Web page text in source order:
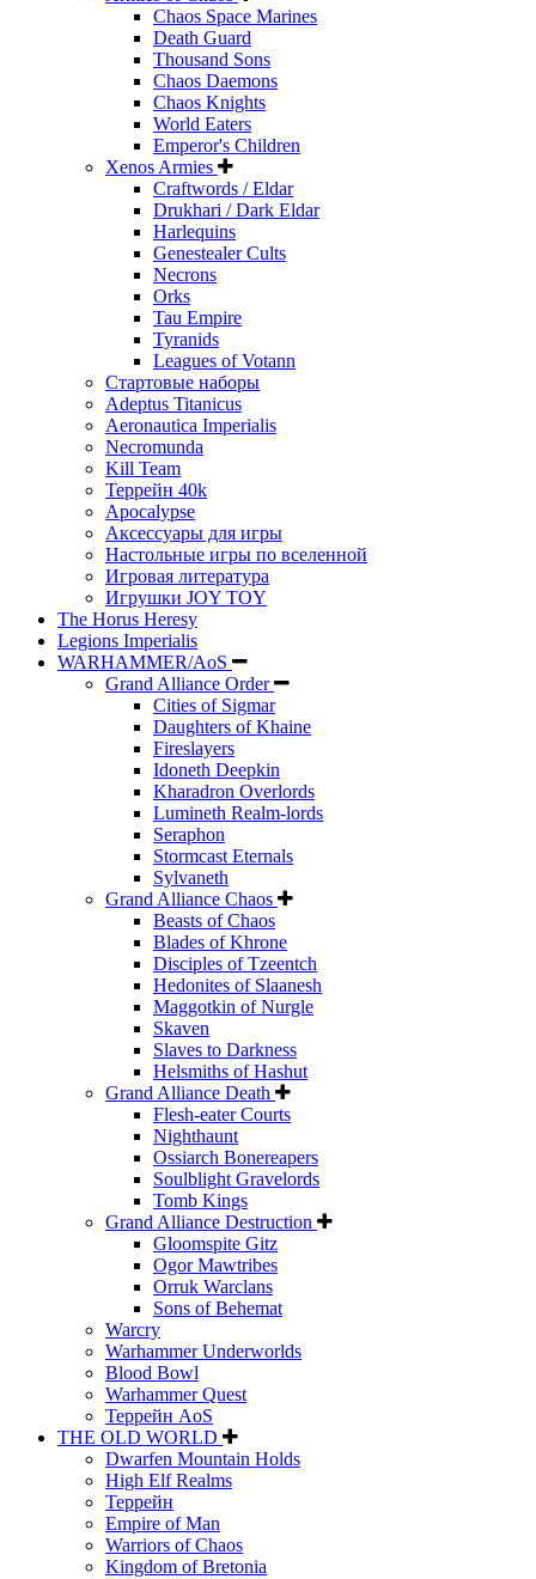
Chaos Space Marines
Death Guard
Thousand Sons
Chaos Daemons
Chaos Knights
World Eaters
Emperor's Children
Xenos Armies
Craftwords / Eldar
Drukhari / Dark Eldar
Harlequins
Genestealer Cults
Necrons
Orks
Tau Empire
Tyranids
Leagues of Votann
Стартовые наборы
Adeptus Titanicus
Aeronautica Imperialis
Necromunda
Kill Team
Террейн 40k
Apocalypse
Аксессуары для игры
Настольные игры по вселенной
Игровая литература
Игрушки JOY TOY
The Horus Heresy
Legions Imperialis
WARHAMMER/AoS
Grand Alliance Order
Cities of Sigmar
Daughters of Khaine
Fireslayers
Idoneth Deepkin
Kharadron Overlords
Lumineth Realm-lords
Seraphon
Stormcast Eternals
Sylvaneth
Grand Alliance Chaos
Beasts of Chaos
Blades of Khrone
Disciples of Tzeentch
Hedonites of Slaanesh
Maggotkin of Nurgle
Skaven
Slaves to Darkness
Helsmiths of Hashut
Grand Alliance Death
Flesh-eater Courts
Nighthaunt
Ossiarch Bonereapers
Soulblight Gravelords
Tomb Kings
Grand Alliance Destruction
Gloomspite Gitz
Ogor Mawtribes
Orruk Warclans
Sons of Behemat
Warcry
Warhammer Underworlds
Blood Bowl
Warhammer Quest
Террейн AoS
THE OLD WORLD
Dwarfen Mountain Holds
High Elf Realms
Террейн
Empire of Man
Warriors of Chaos
Kingdom of Bretonia